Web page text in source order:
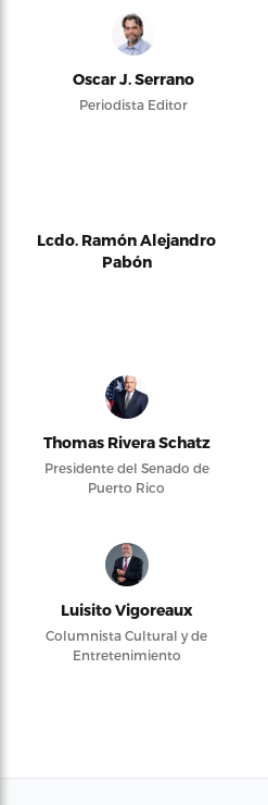
Oscar J. Serrano
Periodista Editor
Lcdo. Ramón Alejandro
Pabón
Thomas Rivera Schatz
Presidente del Senado de
Puerto Rico
Luisito Vigoreaux
Columnista Cultural y de
Entretenimiento